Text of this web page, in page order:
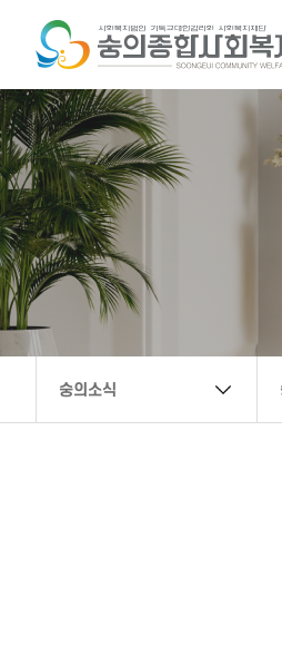
복지관 문의 연락처
032-888-6222
secwc@hanmail.net
숭의소식